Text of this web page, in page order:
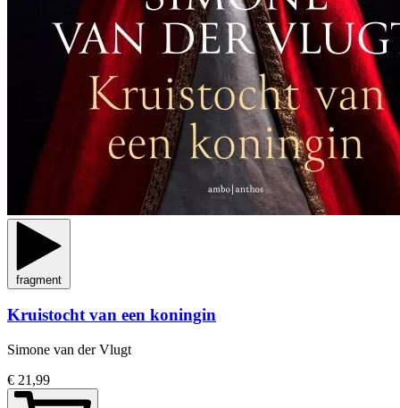
fragment
Kruistocht van een koningin
Simone van der Vlugt
€ 21,99